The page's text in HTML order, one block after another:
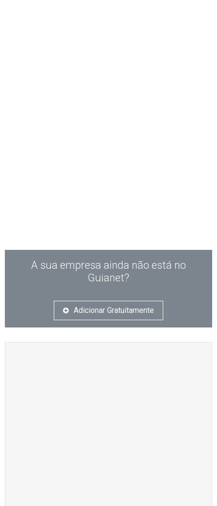
A sua empresa ainda não está no
Guianet?
Adicionar Gratuitamente